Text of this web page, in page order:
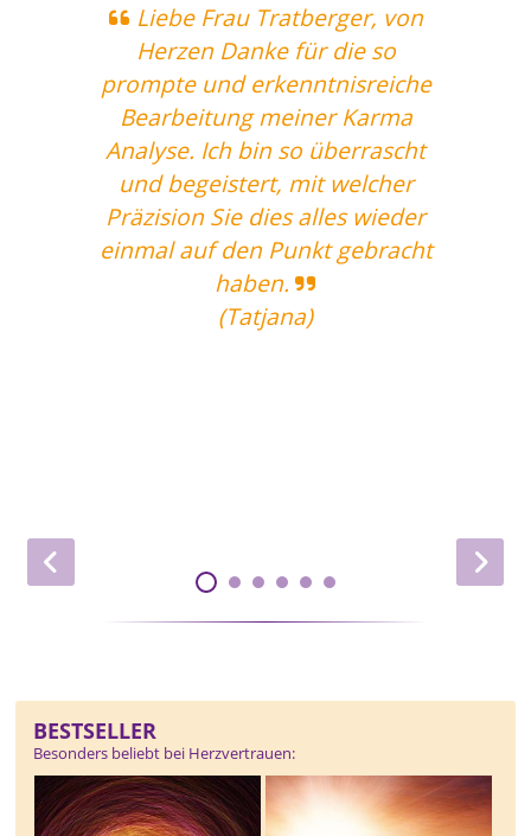
Liebe Frau Tratberger, von
Herzen Danke für die so
prompte und erkenntnisreiche
Bearbeitung meiner Karma
Analyse. Ich bin so überrascht
und begeistert, mit welcher
Präzision Sie dies alles wieder
einmal auf den Punkt gebracht
haben.
(Tatjana)
BESTSELLER
Besonders beliebt bei Herzvertrauen: